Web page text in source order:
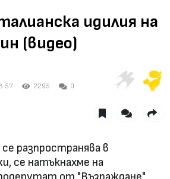
Video
идилия на
(видео)
2295 0
разпространява в
се натъкнахме на